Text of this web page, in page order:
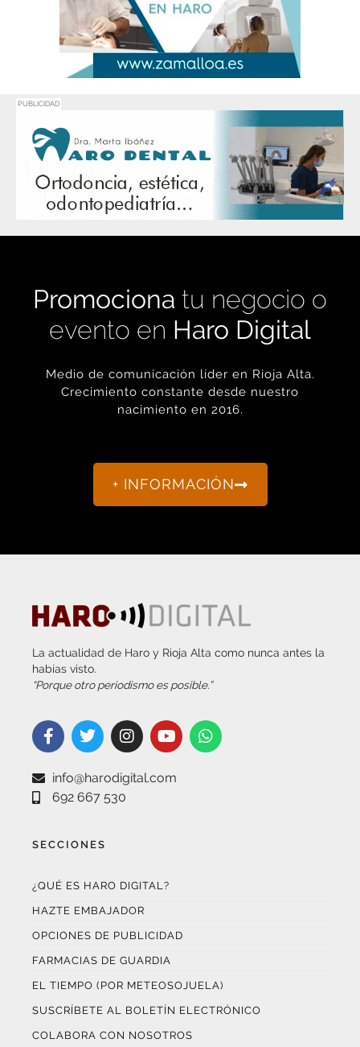
PUBLICIDAD
Promociona tu negocio o
evento en Haro Digital
Medio de comunicación líder en Rioja Alta.
Crecimiento constante desde nuestro
nacimiento en 2016.
+ INFORMACIÓN
La actualidad de Haro y Rioja Alta como nunca antes la
habías visto.
“Porque otro periodismo es posible.”
info@harodigital.com
692 667 530
SECCIONES
¿QUÉ ES HARO DIGITAL?
HAZTE EMBAJADOR
OPCIONES DE PUBLICIDAD
FARMACIAS DE GUARDIA
EL TIEMPO (POR METEOSOJUELA)
SUSCRÍBETE AL BOLETÍN ELECTRÓNICO
COLABORA CON NOSOTROS